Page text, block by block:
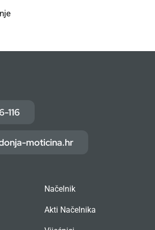
116
moticina.hr
Načelnik
Akti Načelnika